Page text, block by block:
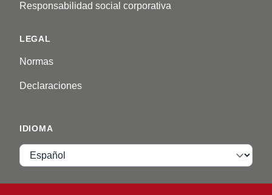
Responsabilidad social corporativa
LEGAL
Normas
Declaraciones
IDIOMA
Idioma